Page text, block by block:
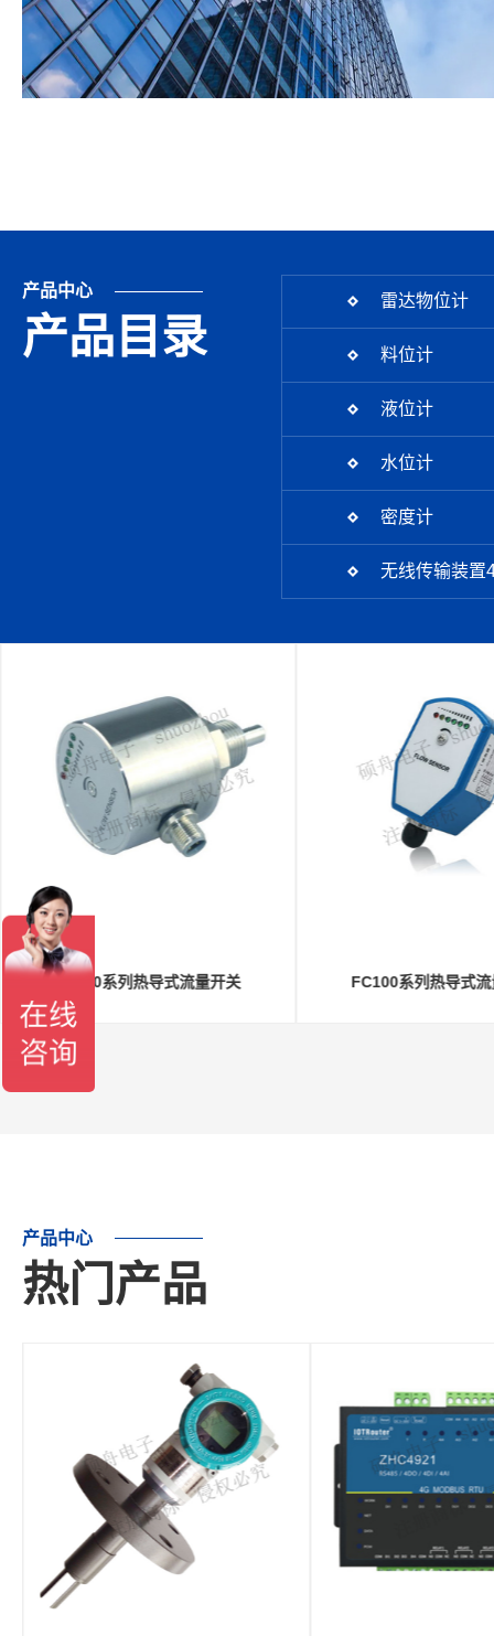
产品中心
产品目录
雷达物位计
料位计
液位计
水位计
密度计
无线传输装置
FC100系列热导式流量开关 FK80指针式流量
产品中心
热门产品